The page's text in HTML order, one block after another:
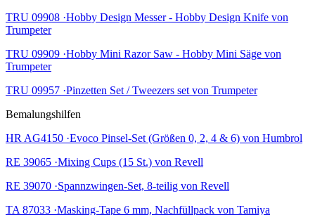
TRU 09908 ·Hobby Design Messer - Hobby Design Knife von
Trumpeter
TRU 09909 ·Hobby Mini Razor Saw - Hobby Mini Säge von
Trumpeter
TRU 09957 ·Pinzetten Set / Tweezers set von Trumpeter
Bemalungshilfen
HR AG4150 ·Evoco Pinsel-Set (Größen 0, 2, 4 & 6) von Humbrol
RE 39065 ·Mixing Cups (15 St.) von Revell
RE 39070 ·Spannzwingen-Set, 8-teilig von Revell
TA 87033 ·Masking-Tape 6 mm, Nachfüllpack von Tamiya